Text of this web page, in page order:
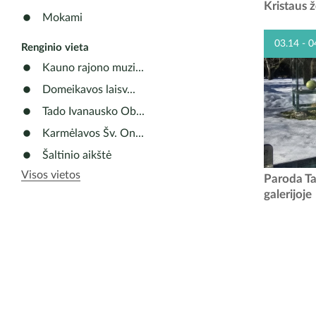
Mokami
Renginio vieta
Kauno rajono muzi...
Domeikavos laisv...
Tado Ivanausko Ob...
Karmėlavos Šv. On...
Šaltinio aikštė
Visos vietos
Kristaus
03.14 -
paliko
Paroda
galerijoje